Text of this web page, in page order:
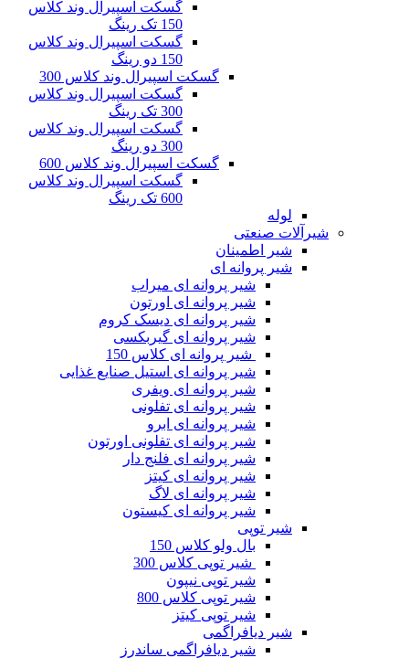
گسکت اسپیرال وند کلاس
150 تک رینگ
گسکت اسپیرال وند کلاس
150 دو رینگ
گسکت اسپیرال وند کلاس 300
گسکت اسپیرال وند کلاس
300 تک رینگ
گسکت اسپیرال وند کلاس
300 دو رینگ
گسکت اسپیرال وند کلاس 600
گسکت اسپیرال وند کلاس
600 تک رینگ
لوله
شیرآلات صنعتی
شیر اطمینان
شیر پروانه ای
شیر پروانه ای میراب
شیر پروانه ای اورتون
شیر پروانه ای دیسک کروم
شیر پروانه ای گیربکسی
شیر پروانه ای کلاس 150
شیر پروانه ای استیل صنایع غذایی
شیر پروانه ای ویفری
شیر پروانه ای تفلونی
شیر پروانه ای ابرو
شیر پروانه ای تفلونی اورتون
شیر پروانه ای فلنج دار
شیر پروانه ای کیتز
شیر پروانه ای لاگ
شیر پروانه ای کیستون
شیر توپی
بال ولو کلاس 150
شیر توپی کلاس 300
شیر توپی نیپون
شیر توپی کلاس 800
شیر توپی کیتز
شیر دیافراگمی
شیر دیافراگمی ساندرز